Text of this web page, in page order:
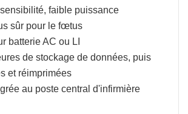
faible puissance
sûr pour le fœtus
batterie AC ou LI
de stockage de données, puis
et réimprimées
au poste central d'infirmière